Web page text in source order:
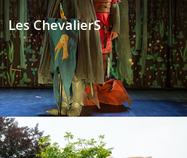
Les ChevalierS